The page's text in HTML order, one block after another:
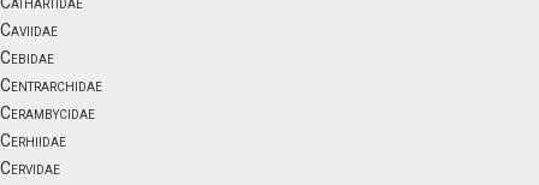
Caviidae
Cebidae
Centrarchidae
Cerambycidae
Cerhiidae
Cervidae